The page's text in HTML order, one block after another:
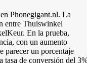
Phonegigant.nl. La
entre Thuiswinkel
En la prueba,
con un aumento
parecer un porcentaje
tasa de conversión del